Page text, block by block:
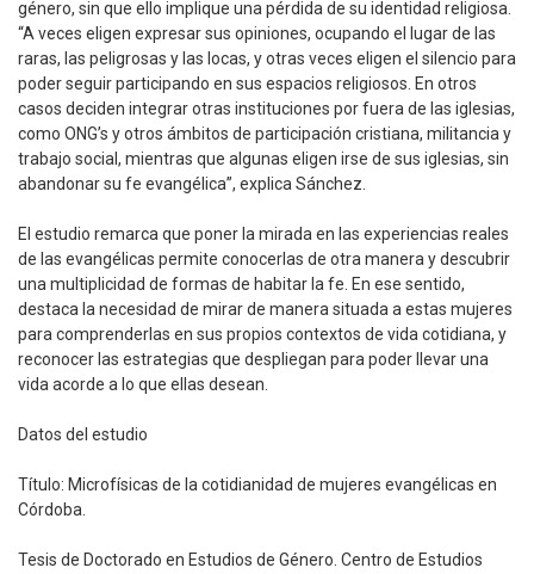
género, sin que ello implique una pérdida de su identidad religiosa.
“A veces eligen expresar sus opiniones, ocupando el lugar de las
raras, las peligrosas y las locas, y otras veces eligen el silencio para
poder seguir participando en sus espacios religiosos. En otros
casos deciden integrar otras instituciones por fuera de las iglesias,
como ONG’s y otros ámbitos de participación cristiana, militancia y
trabajo social, mientras que algunas eligen irse de sus iglesias, sin
abandonar su fe evangélica”, explica Sánchez.
El estudio remarca que poner la mirada en las experiencias reales
de las evangélicas permite conocerlas de otra manera y descubrir
una multiplicidad de formas de habitar la fe. En ese sentido,
destaca la necesidad de mirar de manera situada a estas mujeres
para comprenderlas en sus propios contextos de vida cotidiana, y
reconocer las estrategias que despliegan para poder llevar una
vida acorde a lo que ellas desean.
Datos del estudio
Título: Microfísicas de la cotidianidad de mujeres evangélicas en
Córdoba.
Tesis de Doctorado en Estudios de Género. Centro de Estudios